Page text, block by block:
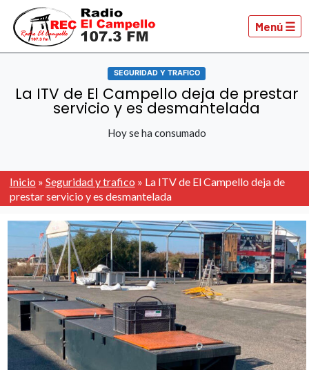
Menú ☰
SEGURIDAD Y TRAFICO
La ITV de El Campello deja de prestar
servicio y es desmantelada
Hoy se ha consumado
Inicio » Seguridad y trafico » La ITV de El Campello deja de
prestar servicio y es desmantelada